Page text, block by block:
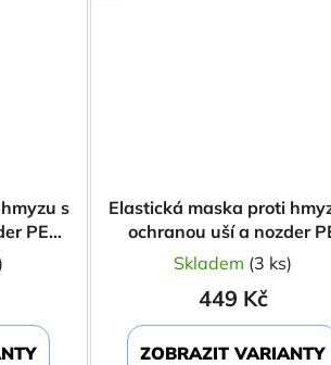
s
PE
Elastická maska proti
ochranou uší a nozder
Comfort, teal
Skladem (3 ks)
449 Kč
ZOBRAZIT VARIANTY